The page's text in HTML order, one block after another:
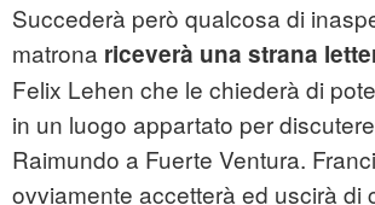
Succederà però qualcosa di
matrona riceverà una strana
Felix Lehen che le chiederà di
in un luogo appartato per
Raimundo a Fuerte Ventura.
ovviamente accetterà ed uscirà di